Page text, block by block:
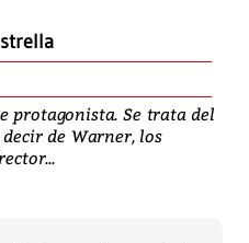
protagonista. Se trata del
de Warner, los